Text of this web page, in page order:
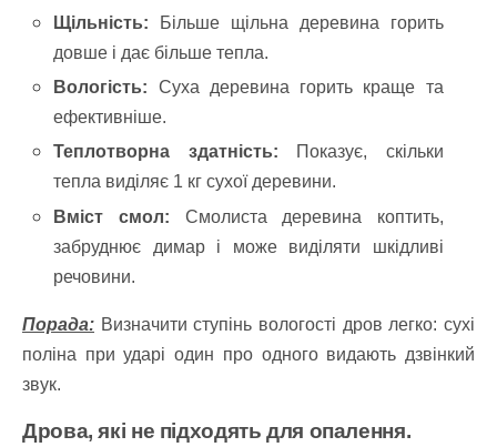
Щільність: Більше щільна деревина горить
довше і дає більше тепла.
Вологість: Суха деревина горить краще та
ефективніше.
Теплотворна здатність: Показує, скільки
тепла виділяє 1 кг сухої деревини.
Вміст смол: Смолиста деревина коптить,
забруднює димар і може виділяти шкідливі
речовини.
Порада: Визначити ступінь вологості дров легко: сухі
поліна при ударі один про одного видають дзвінкий
звук.
Дрова, які не підходять для опалення.